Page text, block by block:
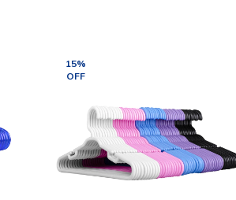
15%
OFF